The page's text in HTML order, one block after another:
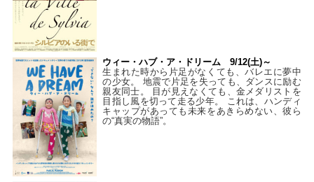
ウィー・ハブ・ア・ドリーム 9/12(土)～
生まれた時から片足がなくても、バレエに夢中
の少女。 地震で片足を失っても、ダンスに励む
親友同士。 目が見えなくても、金メダリストを
目指し風を切って走る少年。 これは、ハンディ
キャップがあっても未来をあきらめない、彼ら
の“真実の物語”。